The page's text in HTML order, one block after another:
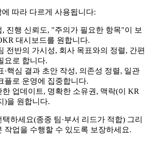
따라 다르게 사용됩니다:
, 진행 신뢰도, "주의가 필요한 항목"이 보
대시보드를 원합니다.
전반의 가시성, 회사 목표와의 정렬, 간편
요로 합니다.
·핵심 결과 초안 작성, 의존성 정렬, 일관
플로 운영에 집중합니다.
한 업데이트, 명확한 소유권, 맥락(이 KR
)을 원합니다.
하세요(종종 팀·부서 리드가 적합) 그리
작업을 수행할 수 있도록 보장하세요.